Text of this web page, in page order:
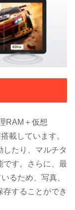
RAM＋仮想
載しています。
たり、マルチタ
です。さらに、最
るため、写真、
することができ